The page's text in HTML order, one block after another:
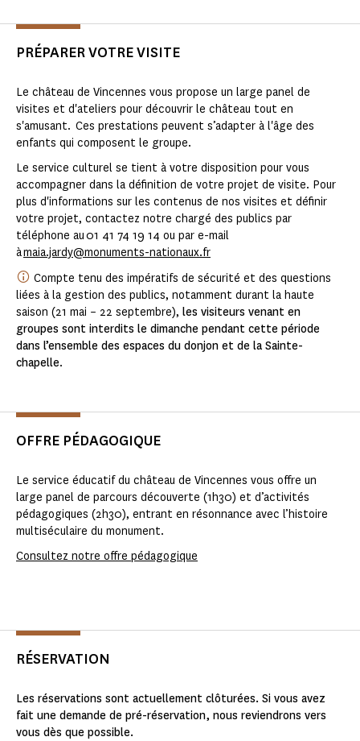
PRÉPARER VOTRE VISITE
Le château de Vincennes vous propose un large panel de
visites et d'ateliers pour découvrir le château tout en
s'amusant. Ces prestations peuvent s’adapter à l'âge des
enfants qui composent le groupe.
Le service culturel se tient à votre disposition pour vous
accompagner dans la définition de votre projet de visite. Pour
plus d'informations sur les contenus de nos visites et définir
votre projet, contactez notre chargé des publics par
téléphone au 01 41 74 19 14 ou par e-mail
àmaia.jardy@monuments-nationaux.fr
Compte tenu des impératifs de sécurité et des questions
liées à la gestion des publics, notamment durant la haute
saison (21 mai – 22 septembre), les visiteurs venant en
groupes sont interdits le dimanche pendant cette période
dans l’ensemble des espaces du donjon et de la Sainte-
chapelle.
OFFRE PÉDAGOGIQUE
Le service éducatif du château de Vincennes vous offre un
large panel de parcours découverte (1h30) et d’activités
pédagogiques (2h30), entrant en résonnance avec l’histoire
multiséculaire du monument.
Consultez notre offre pédagogique
RÉSERVATION
Les réservations sont actuellement clôturées. Si vous avez
fait une demande de pré-réservation, nous reviendrons vers
vous dès que possible.